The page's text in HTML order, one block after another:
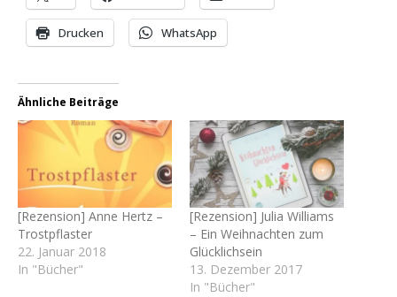
Drucken WhatsApp
Ähnliche Beiträge
[Rezension] Anne Hertz –
Trostpflaster
22. Januar 2018
In "Bücher"
[Rezension] Julia Williams
– Ein Weihnachten zum
Glücklichsein
13. Dezember 2017
In "Bücher"